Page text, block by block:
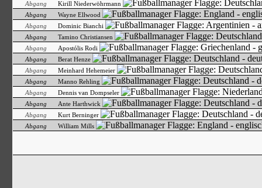
Abgang
Kirill Niederwöhrmann
Abgang
Wayne Ellwood
Abgang
Dominic Bianchi
Abgang
Tamino Christiansen
Abgang
Apostólis Rodi
Abgang
Berat Henze
Abgang
Meinhard Hehemeier
Abgang
Manno Rehling
Abgang
Dennis van Dompseler
Abgang
Ante Harthwick
Abgang
Kurt Berninger
Abgang
William Mills